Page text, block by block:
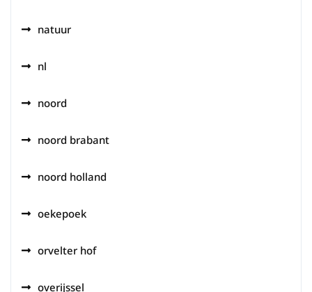
natuur
nl
noord
noord brabant
noord holland
oekepoek
orvelter hof
overijssel